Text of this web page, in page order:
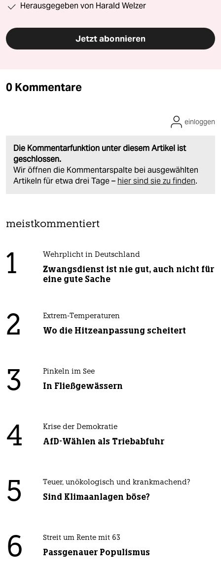
Herausgegeben von Harald Welzer
Jetzt abonnieren
0 Kommentare
Die Kommentarfunktion unter diesem Artikel ist
geschlossen.
Wir öffnen die Kommentarspalte bei ausgewählten
Artikeln für etwa drei Tage – hier sind sie zu finden.
einloggen
meistkommentiert
1 Wehrplicht in Deutschland
Zwangsdienst ist nie gut, auch nicht für
eine gute Sache
2 Extrem-Temperaturen
Wo die Hitzeanpassung scheitert
3 Pinkeln im See
In Fließgewässern
4 Krise der Demokratie
AfD-Wählen als Triebabfuhr
5 Teuer, unökologisch und krankmachend?
Sind Klimaanlagen böse?
6 Streit um Rente mit 63
Passgenauer Populismus